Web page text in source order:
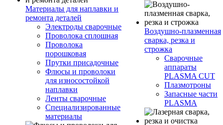
Материалы для наплавки и
ремонта деталей
Электроды сварочные
Проволока сплошная
Проволока
порошковая
Прутки присадочные
Флюсы и проволоки
для износостойкой
наплавки
Ленты сварочные
Специализированные
материалы
Воздушно-плазменная
сварка, резка и
строжка
Сварочные
аппараты
PLASMA CUT
Плазмотроны
Запасные части
PLASMA